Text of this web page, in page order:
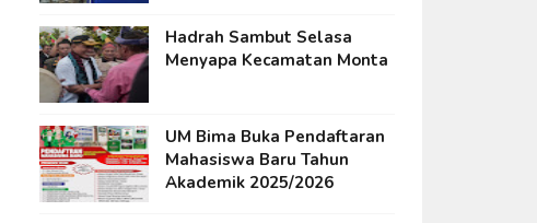
Hadrah Sambut Selasa
Menyapa Kecamatan Monta
UM Bima Buka Pendaftaran
Mahasiswa Baru Tahun
Akademik 2025/2026